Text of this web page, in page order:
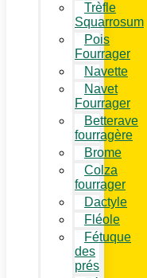
Trèfle
Squarrosum
Pois
Fourrager
Navette
Navet
Fourrager
Betterave
fourragère
Brome
Colza
fourrager
Dactyle
Fléole
Fétuque
des
prés